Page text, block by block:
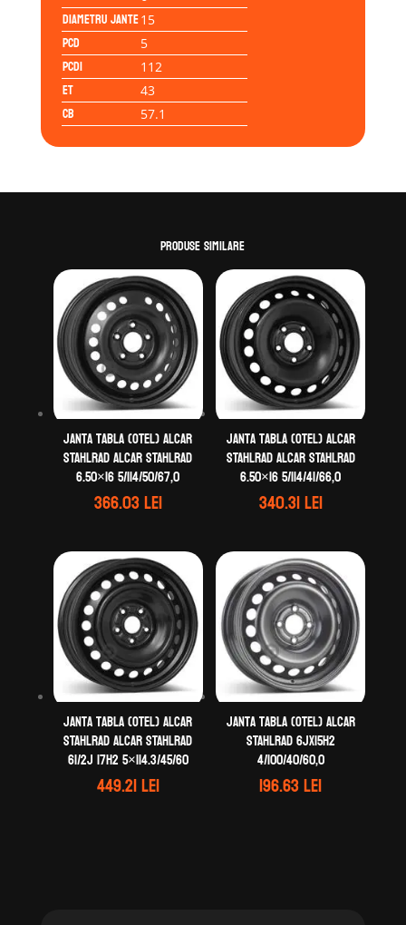
Diametru jante15
PCD 5
PCD1 112
ET 43
CB 57.1
Produse similare
Janta tabla (otel) ALCAR
STAHLRAD ALCAR STAHLRAD
6.50×16 5/114/50/67,0
366.03lei
Janta tabla (otel) ALCAR
STAHLRAD ALCAR STAHLRAD
6.50×16 5/114/41/66,0
340.31lei
Janta tabla (otel) ALCAR
STAHLRAD ALCAR STAHLRAD
61/2J 17H2 5×114.3/45/60
449.21lei
Janta tabla (otel) ALCAR
STAHLRAD 6Jx15H2
4/100/40/60,0
196.63lei